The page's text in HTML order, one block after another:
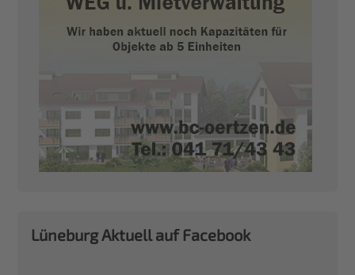
Lüneburg Aktuell auf Facebook